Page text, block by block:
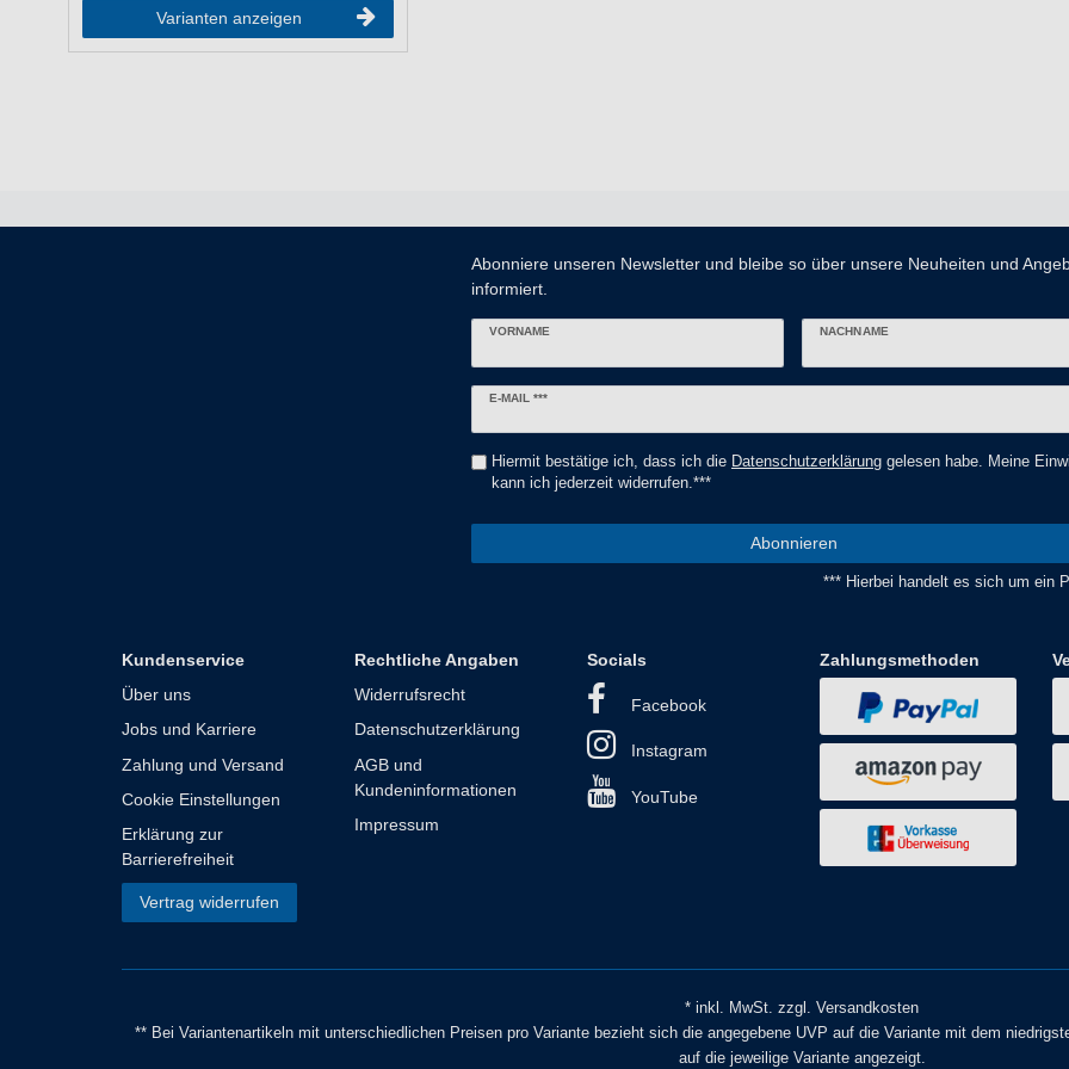
Varianten anzeigen
Abonniere unseren Newsletter und bleibe so über unsere Neuheiten und
informiert.
VORNAME NACHNAME
E-MAIL ***
Newsletter
Hiermit bestätige ich, dass ich die Daten­schutz­erklärung gelesen habe. Meine
kann ich jederzeit widerrufen.***
Abonnieren
*** Hierbei handelt es sich um ein
Kundenservice
Über uns
Jobs und Karriere
Zahlung und Versand
Cookie Einstellungen
Erklärung zur
Barrierefreiheit
Vertrag widerrufen
Rechtliche Angaben
Widerrufsrecht
Datenschutzerklärung
AGB und
Kundeninformationen
Impressum
Socials
Facebook
Instagram
YouTube
Zahlungsmethoden
* inkl. MwSt. zzgl. Versandkosten
** Bei Variantenartikeln mit unterschiedlichen Preisen pro Variante bezieht sich die angegebene UVP auf die Variante mit dem
auf die jeweilige Variante angezeigt.